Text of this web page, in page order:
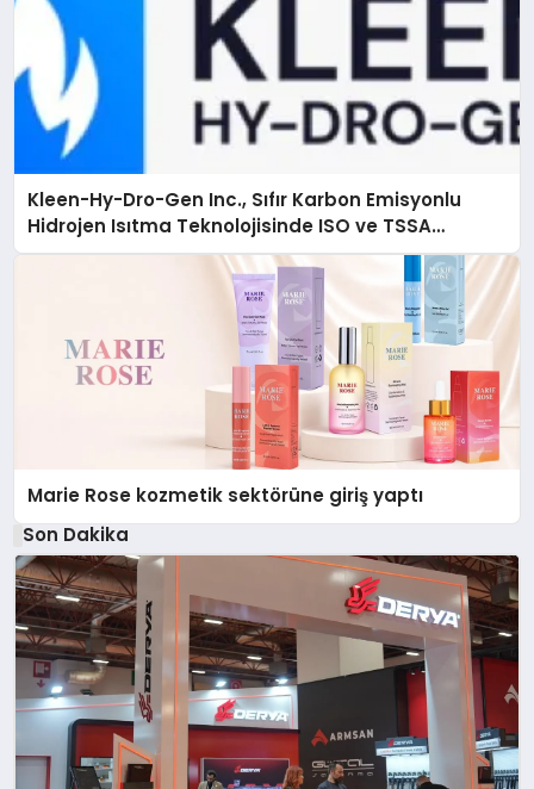
Kleen-Hy-Dro-Gen Inc., Sıfır Karbon Emisyonlu
Hidrojen Isıtma Teknolojisinde ISO ve TSSA
Düzenleyici Onaylarını Aldı
Marie Rose kozmetik sektörüne giriş yaptı
Son Dakika